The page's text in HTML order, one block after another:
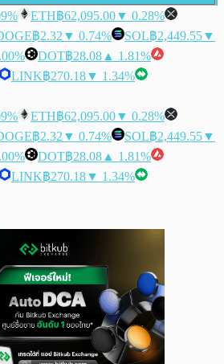
ETH฿62,095.00▼ 0.28%
฿2.32 ▼ 0.74% SOL฿2,449.55▼
DOT฿28.08 ▲ 1.81%
LINK฿270.18▼ 1.34%
ETH฿62,095.00▼ 0.28%
฿2.32 ▼ 0.74% SOL฿2,449.55▼
DOT฿28.08 ▲ 1.81%
LINK฿270.18▼ 1.34%